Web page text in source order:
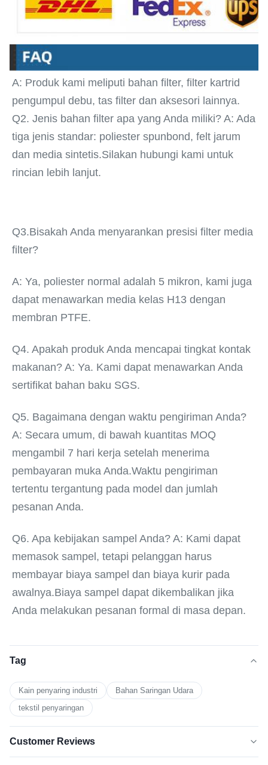
A: Produk kami meliputi bahan filter, filter kartrid
pengumpul debu, tas filter dan aksesori lainnya.
Q2. Jenis bahan filter apa yang Anda miliki? A: Ada
tiga jenis standar: poliester spunbond, felt jarum
dan media sintetis.Silakan hubungi kami untuk
rincian lebih lanjut.
Q3.Bisakah Anda menyarankan presisi filter media
filter?
A: Ya, poliester normal adalah 5 mikron, kami juga
dapat menawarkan media kelas H13 dengan
membran PTFE.
Q4. Apakah produk Anda mencapai tingkat kontak
makanan? A: Ya. Kami dapat menawarkan Anda
sertifikat bahan baku SGS.
Q5. Bagaimana dengan waktu pengiriman Anda?
A: Secara umum, di bawah kuantitas MOQ
mengambil 7 hari kerja setelah menerima
pembayaran muka Anda.Waktu pengiriman
tertentu tergantung pada model dan jumlah
pesanan Anda.
Q6. Apa kebijakan sampel Anda? A: Kami dapat
memasok sampel, tetapi pelanggan harus
membayar biaya sampel dan biaya kurir pada
awalnya.Biaya sampel dapat dikembalikan jika
Anda melakukan pesanan formal di masa depan.
Tag
Kain penyaring industri
Bahan Saringan Udara
tekstil penyaringan
Customer Reviews